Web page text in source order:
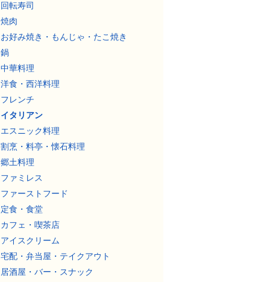
回転寿司
焼肉
お好み焼き・もんじゃ・たこ焼き
鍋
中華料理
洋食・西洋料理
フレンチ
イタリアン
エスニック料理
割烹・料亭・懐石料理
郷土料理
ファミレス
ファーストフード
定食・食堂
カフェ・喫茶店
アイスクリーム
宅配・弁当屋・テイクアウト
居酒屋・バー・スナック